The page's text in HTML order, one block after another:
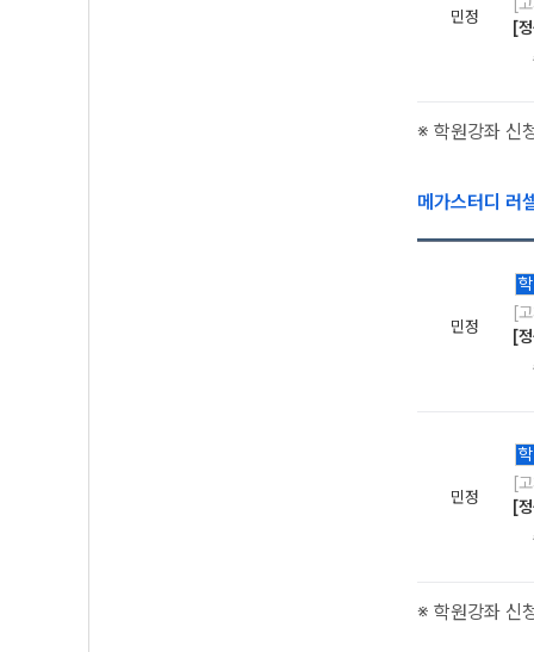
민정
[
※ 학원강좌 신
메가스터디 러
민정
학
[
[
민정
학
[
[
※ 학원강좌 신